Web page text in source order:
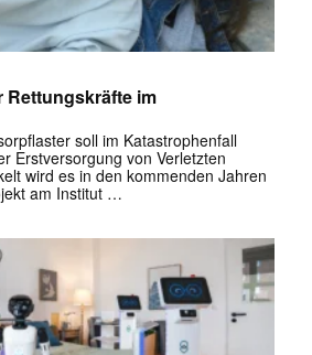
im
soll im Katastrophenfall
Erstversorgung von Verletzten
wird es in den kommenden Jahren
am Institut …